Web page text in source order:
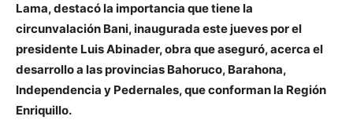
Lama, destacó la importancia que tiene la
circunvalación Bani, inaugurada este jueves por el
presidente Luis Abinader, obra que aseguró, acerca el
desarrollo a las provincias Bahoruco, Barahona,
Independencia y Pedernales, que conforman la Región
Enriquillo.